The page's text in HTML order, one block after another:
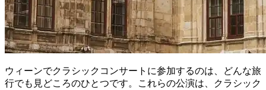
ウィーンでクラシックコンサートに参加するのは、どんな旅
行でも見どころのひとつです。これらの公演は、クラシック